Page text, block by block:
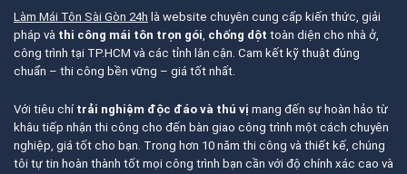
Làm Mái Tôn Sài Gòn 24h là website chuyên cung cấp kiến thức, giải
pháp và thi công mái tôn trọn gói, chống dột toàn diện cho nhà ở,
công trình tại TP.HCM và các tỉnh lân cận. Cam kết kỹ thuật đúng
chuẩn – thi công bền vững – giá tốt nhất.
Với tiêu chí trải nghiệm độc đáo và thú vị mang đến sự hoàn hảo từ
khâu tiếp nhận thi công cho đến bàn giao công trình một cách chuyên
nghiệp, giá tốt cho bạn. Trong hơn 10 năm thi công và thiết kế, chúng
tôi tự tin hoàn thành tốt mọi công trình bạn cần với độ chính xác cao và